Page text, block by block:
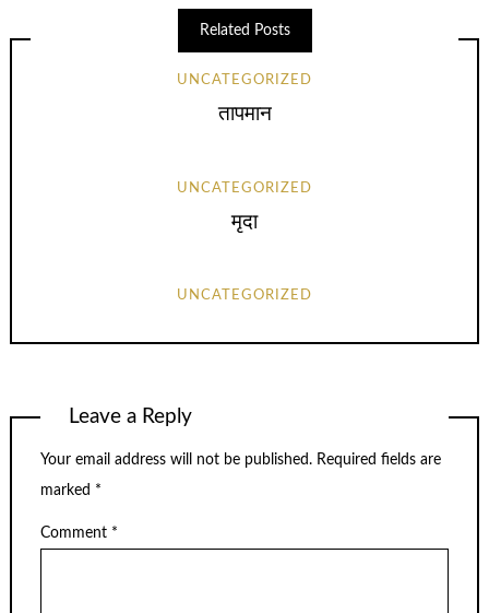
Related Posts
UNCATEGORIZED
तापमान
UNCATEGORIZED
मृदा
UNCATEGORIZED
Leave a Reply
Your email address will not be published. Required fields are
marked *
Comment *